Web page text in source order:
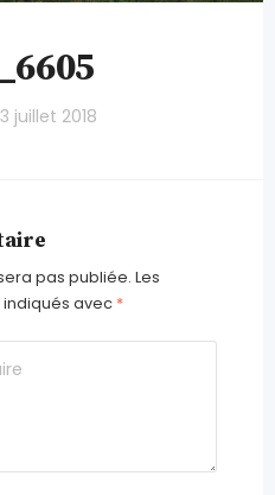
juillet 2018
pas publiée. Les
avec *